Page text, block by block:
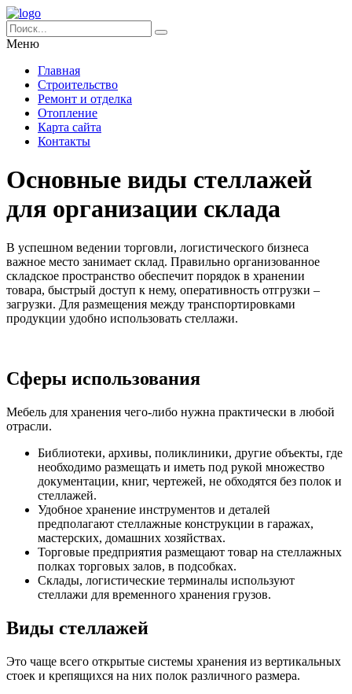
Меню
Главная
Строительство
Ремонт и отделка
Отопление
Карта сайта
Контакты
Основные виды стеллажей
для организации склада
В успешном ведении торговли, логистического бизнеса
важное место занимает склад. Правильно организованное
складское пространство обеспечит порядок в хранении
товара, быстрый доступ к нему, оперативность отгрузки –
загрузки. Для размещения между транспортировками
продукции удобно использовать стеллажи.
Сферы использования
Мебель для хранения чего-либо нужна практически в любой
отрасли.
Библиотеки, архивы, поликлиники, другие объекты, где
необходимо размещать и иметь под рукой множество
документации, книг, чертежей, не обходятся без полок и
стеллажей.
Удобное хранение инструментов и деталей
предполагают стеллажные конструкции в гаражах,
мастерских, домашних хозяйствах.
Торговые предприятия размещают товар на стеллажных
полках торговых залов, в подсобках.
Склады, логистические терминалы используют
стеллажи для временного хранения грузов.
Виды стеллажей
Это чаще всего открытые системы хранения из вертикальных
стоек и крепящихся на них полок различного размера.